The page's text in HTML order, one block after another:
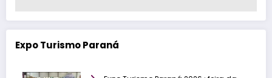
Expo Turismo Paraná